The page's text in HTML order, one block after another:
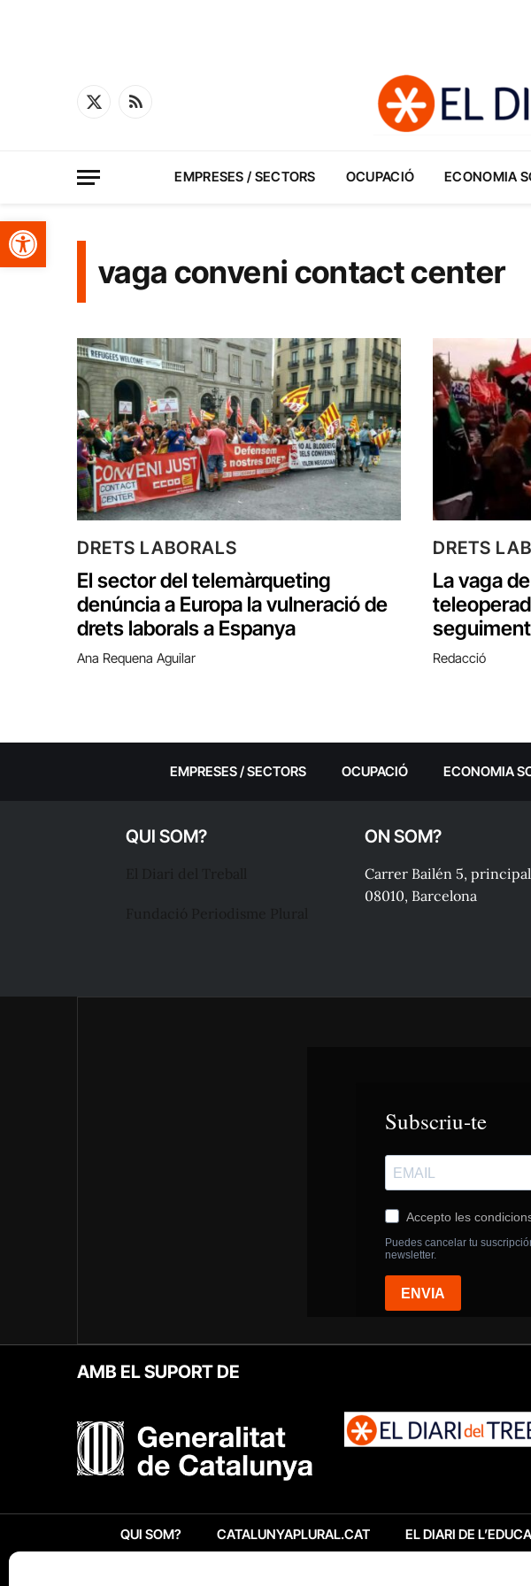
Obre la barra d'eines
X
RSS
EMPRESES / SECTORS OCUPACIÓ ECONOMIA
vaga conveni contact center
DRETS LABORALS
El sector del telemàrqueting
denúncia a Europa la vulneració de
drets laborals a Espanya
Ana Requena Aguilar
DRETS
La vaga
Redacció
EMPRESES / SECTORS OCUPACIÓ ECONOMIA
QUI SOM? ON SOM?
Carrer Bailén 5,
08010, Barcelona
AMB EL SUPORT DE
QUI SOM? CATALUNYAPLURAL.CAT EL DIARI DE